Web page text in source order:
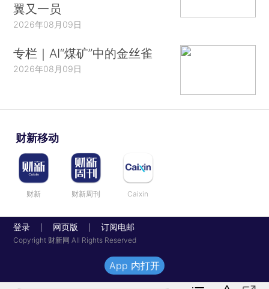
翼又一员
2026年08月09日
专栏｜AI“煤矿”中的金丝雀
2026年08月09日
财新移动
财新 财新周刊 Caixin
登录 网页版 订阅电邮
Copyright 财新网 All Rights Reserved
App 内打开